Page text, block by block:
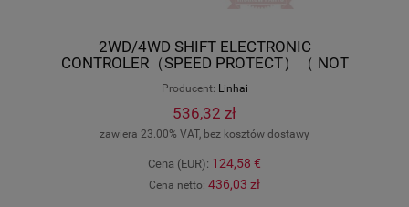
2WD/4WD SHIFT ELECTRONIC
CONTROLER（SPEED PROTECT）（ NOT
Producent: Linhai
536,32 zł
zawiera 23.00% VAT, bez kosztów dostawy
Cena (EUR): 124,58 €
Cena netto: 436,03 zł